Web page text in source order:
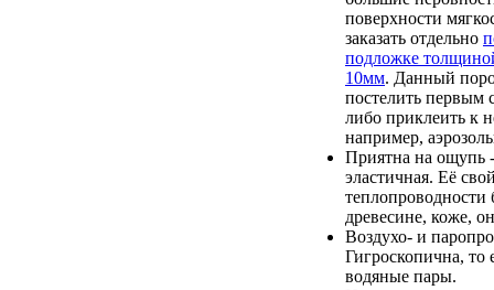
поверхности
заказать отдельно
подложке
10мм. Данный
постелить первым
либо приклеить к
например,
Приятна на ощупь
эластичная. Её
теплопроводности
древесине, коже,
Воздухо- и
Гигроскопична, то
водяные пары.